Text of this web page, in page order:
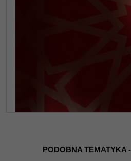
PODOBNA TEMATYKA